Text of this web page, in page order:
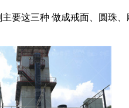
要这三种 做成戒面、圆珠